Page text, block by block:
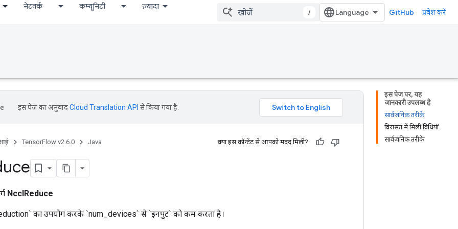
नेटवर्क कम्यूनिटी ज़्यादा
/ GitHub प्रवेश करें
इस पेज पर, यह
जानकारी उपलब्ध है
सार्वजनिक तरीके
विरासत में मिली विधियाँ
सार्वजनिक तरीके
इस पेज का अनुवादCloud Translation API से किया गया है.
TensorFlow v2.6.0 Java क्या इस कॉन्टेंट से आपको मदद मिली?
NcclReduce
का उपयोग करके `num_devices` से `इनपुट` को कम करता है।